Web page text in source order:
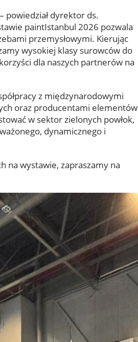
powiedział dyrektor ds.
paintIstanbul 2026 pozwala
przemysłowymi. Kierując
wysokiej klasy surowców do
dla naszych partnerów na
z międzynarodowymi
oraz producentami elementów
w sektor zielonych powłok,
dynamicznego i
na wystawie, zapraszamy na